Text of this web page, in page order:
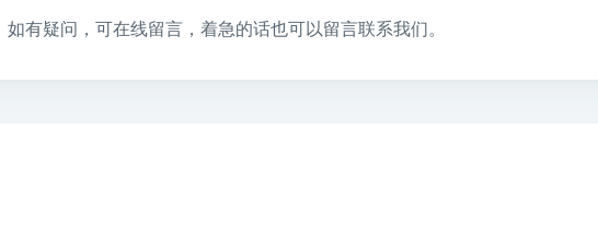
如有疑问，可在线留言，着急的话也可以留言联系我们。